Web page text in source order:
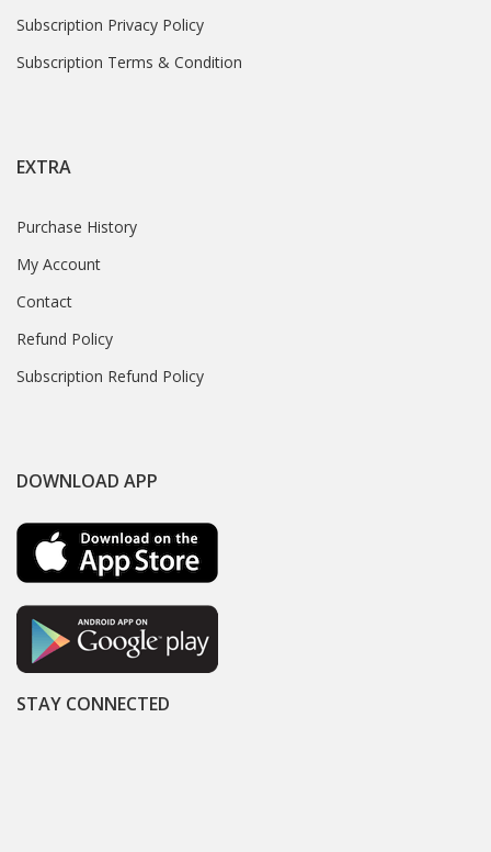
Subscription Privacy Policy
Subscription Terms & Condition
EXTRA
Purchase History
My Account
Contact
Refund Policy
Subscription Refund Policy
DOWNLOAD APP
STAY CONNECTED